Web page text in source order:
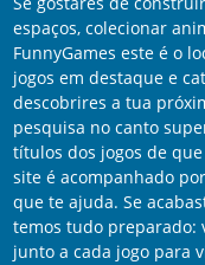
espaços, colecionar
FunnyGames este é o
jogos em destaque e
descobrires a tua
pesquisa no canto
títulos dos jogos de
site é acompanhado
que te ajuda. Se
temos tudo preparado:
junto a cada jogo para